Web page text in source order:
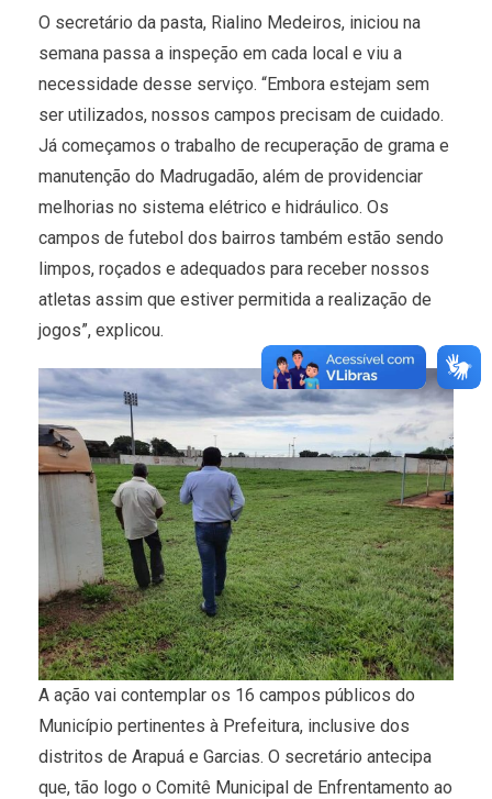
O secretário da pasta, Rialino Medeiros, iniciou na
semana passa a inspeção em cada local e viu a
necessidade desse serviço. “Embora estejam sem
ser utilizados, nossos campos precisam de cuidado.
Já começamos o trabalho de recuperação de grama e
manutenção do Madrugadão, além de providenciar
melhorias no sistema elétrico e hidráulico. Os
campos de futebol dos bairros também estão sendo
limpos, roçados e adequados para receber nossos
atletas assim que estiver permitida a realização de
jogos”, explicou.
A ação vai contemplar os 16 campos públicos do
Município pertinentes à Prefeitura, inclusive dos
distritos de Arapuá e Garcias. O secretário antecipa
que, tão logo o Comitê Municipal de Enfrentamento ao